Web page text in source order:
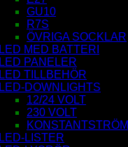
GU10
R7S
ÖVRIGA SOCKLAR
LED MED BATTERI
LED PANELER
LED TILLBEHÖR
LED-DOWNLIGHTS
12/24 VOLT
230 VOLT
KONSTANTSTRÖM
LED-LISTER